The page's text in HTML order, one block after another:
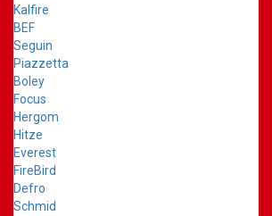
Kalfire
BEF
Seguin
Piazzetta
Boley
Focus
Hergom
Hitze
Everest
FireBird
Defro
Schmid